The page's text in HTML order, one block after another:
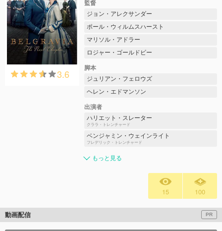
3.6
監督
ジョン・アレクサンダー
ポール・ウィルムスハースト
マリソル・アドラー
ロジャー・ゴールドビー
脚本
ジュリアン・フェロウズ
ヘレン・エドマンソン
出演者
ハリエット・スレーター
クララ・トレンチャード
ベンジャミン・ウェインライト
フレデリック・トレンチャード
もっと見る
15 100
動画配信 PR